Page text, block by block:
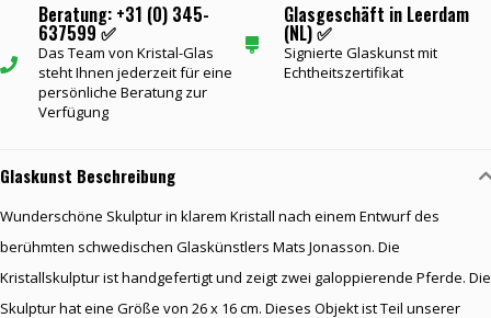
Beratung: +31 (0) 345-
637599 ✅
Das Team von Kristal-Glas
steht Ihnen jederzeit für eine
persönliche Beratung zur
Verfügung
Glasgeschäft in Leerdam
(NL) ✅
Signierte Glaskunst mit
Echtheitszertifikat
Glaskunst Beschreibung
Wunderschöne Skulptur in klarem Kristall nach einem Entwurf des
berühmten schwedischen Glaskünstlers Mats Jonasson. Die
Kristallskulptur ist handgefertigt und zeigt zwei galoppierende Pferde. Die
Skulptur hat eine Größe von 26 x 16 cm. Dieses Objekt ist Teil unserer